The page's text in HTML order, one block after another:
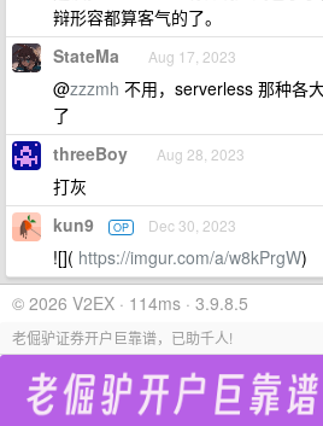
辩形容都算客气的了。
StateMa Aug 17, 2023
@zzzmh 不用，serverless 那种各
了
threeBoy Aug 28, 2023
打灰
kun9 OP Dec 30, 2023
![]( https://imgur.com/a/w8kPrgW)
© 2026 V2EX · 114ms · 3.9.8.5
老倔驴证券开户巨靠谱，已助千人!